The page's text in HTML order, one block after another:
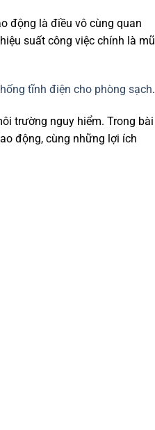
động là điều vô cùng quan
suất công việc chính là mũ
tĩnh điện cho phòng sạch.
trường nguy hiểm. Trong bài
động, cùng những lợi ích